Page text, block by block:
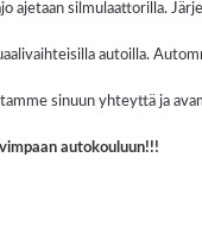
ajetaan silmulaattorilla.
autoilla.
sinuun yhteyttä ja
autokouluun!!!